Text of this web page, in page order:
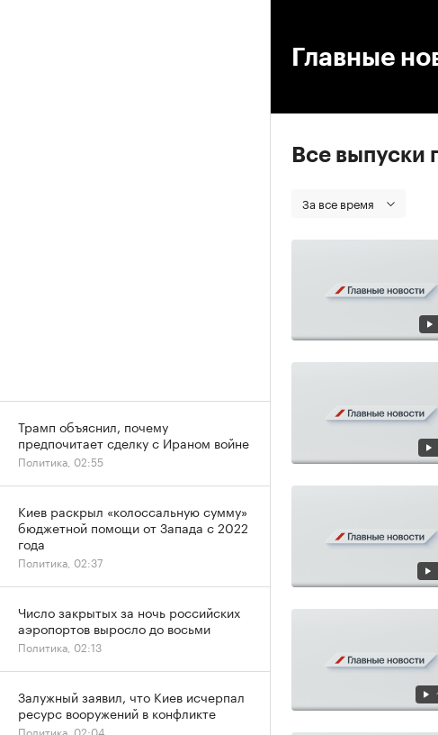
Главные
Все выпуски
За все время
Трамп объяснил, почему
предпочитает сделку с Ираном войне
Политика, 02:55
Киев раскрыл «колоссальную сумму»
бюджетной помощи от Запада с 2022
года
Политика, 02:37
Число закрытых за ночь российских
аэропортов выросло до восьми
Политика, 02:13
Залужный заявил, что Киев исчерпал
ресурс вооружений в конфликте
Политика, 02:04